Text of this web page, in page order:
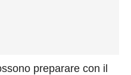
preparare con il